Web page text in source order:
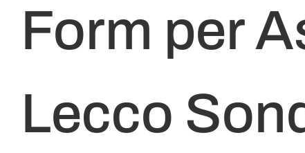
Form per
Lecco